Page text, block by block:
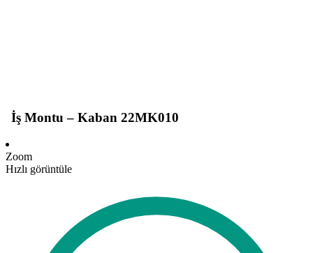
İş Montu – Kaban 22MK010
Zoom
Hızlı görüntüle